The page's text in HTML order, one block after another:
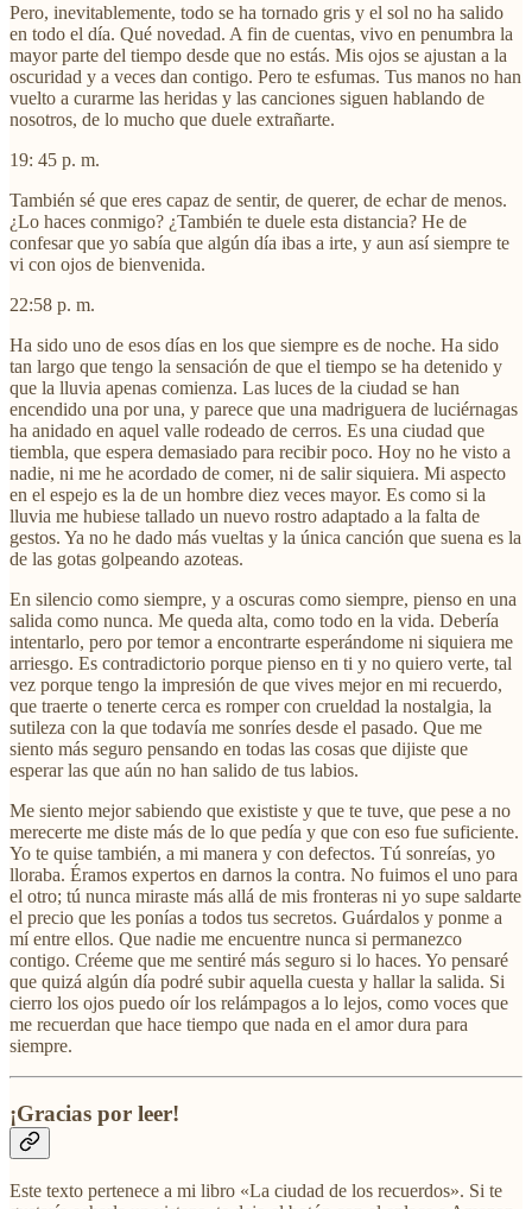
Pero, inevitablemente, todo se ha tornado gris y el sol no ha salido
en todo el día. Qué novedad. A fin de cuentas, vivo en penumbra la
mayor parte del tiempo desde que no estás. Mis ojos se ajustan a la
oscuridad y a veces dan contigo. Pero te esfumas. Tus manos no han
vuelto a curarme las heridas y las canciones siguen hablando de
nosotros, de lo mucho que duele extrañarte.
19: 45 p. m.
También sé que eres capaz de sentir, de querer, de echar de menos.
¿Lo haces conmigo? ¿También te duele esta distancia? He de
confesar que yo sabía que algún día ibas a irte, y aun así siempre te
vi con ojos de bienvenida.
22:58 p. m.
Ha sido uno de esos días en los que siempre es de noche. Ha sido
tan largo que tengo la sensación de que el tiempo se ha detenido y
que la lluvia apenas comienza. Las luces de la ciudad se han
encendido una por una, y parece que una madriguera de luciérnagas
ha anidado en aquel valle rodeado de cerros. Es una ciudad que
tiembla, que espera demasiado para recibir poco. Hoy no he visto a
nadie, ni me he acordado de comer, ni de salir siquiera. Mi aspecto
en el espejo es la de un hombre diez veces mayor. Es como si la
lluvia me hubiese tallado un nuevo rostro adaptado a la falta de
gestos. Ya no he dado más vueltas y la única canción que suena es la
de las gotas golpeando azoteas.
En silencio como siempre, y a oscuras como siempre, pienso en una
salida como nunca. Me queda alta, como todo en la vida. Debería
intentarlo, pero por temor a encontrarte esperándome ni siquiera me
arriesgo. Es contradictorio porque pienso en ti y no quiero verte, tal
vez porque tengo la impresión de que vives mejor en mi recuerdo,
que traerte o tenerte cerca es romper con crueldad la nostalgia, la
sutileza con la que todavía me sonríes desde el pasado. Que me
siento más seguro pensando en todas las cosas que dijiste que
esperar las que aún no han salido de tus labios.
Me siento mejor sabiendo que exististe y que te tuve, que pese a no
merecerte me diste más de lo que pedía y que con eso fue suficiente.
Yo te quise también, a mi manera y con defectos. Tú sonreías, yo
lloraba. Éramos expertos en darnos la contra. No fuimos el uno para
el otro; tú nunca miraste más allá de mis fronteras ni yo supe saldarte
el precio que les ponías a todos tus secretos. Guárdalos y ponme a
mí entre ellos. Que nadie me encuentre nunca si permanezco
contigo. Créeme que me sentiré más seguro si lo haces. Yo pensaré
que quizá algún día podré subir aquella cuesta y hallar la salida. Si
cierro los ojos puedo oír los relámpagos a lo lejos, como voces que
me recuerdan que hace tiempo que nada en el amor dura para
siempre.
¡Gracias por leer!
Este texto pertenece a mi libro «La ciudad de los recuerdos». Si te